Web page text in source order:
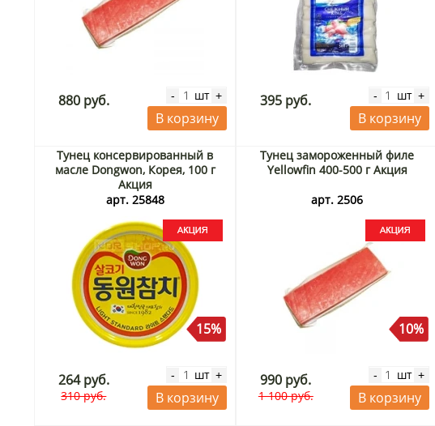
880 руб. - шт +
В корзину
395 руб. - шт +
В корзину
Тунец консервированный в
масле Dongwon, Корея, 100 г
Акция
арт. 25848
15%
264 руб.
310 руб.
- шт +
В корзину
Тунец замороженный филе
Yellowfin 400-500 г Акция
арт. 2506
10%
990 руб.
1 100 руб.
- шт +
В корзину